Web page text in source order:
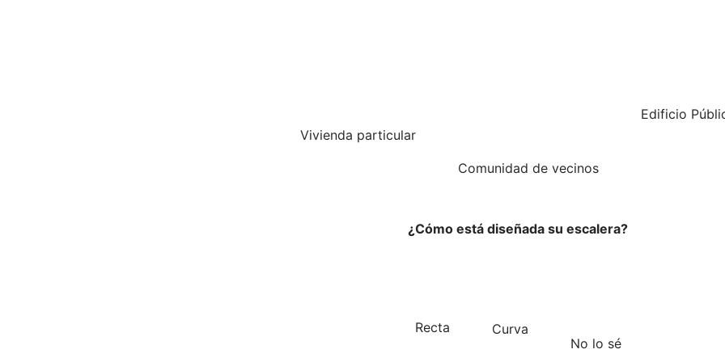
Vivienda particular
Comunidad de vecinos
Edificio
¿Cómo está diseñada su escalera?
Recta
Curva
No lo sé